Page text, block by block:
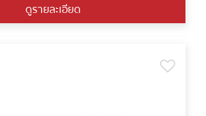
ดูรายละเอียด